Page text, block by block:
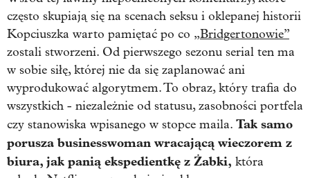
często skupiają się na scenach seksu i oklepanej historii
Kopciuszka warto pamiętać po co „Bridgertonowie”
zostali stworzeni. Od pierwszego sezonu serial ten ma
w sobie siłę, której nie da się zaplanować ani
wyprodukować algorytmem. To obraz, który trafia do
wszystkich - niezależnie od statusu, zasobności portfela
czy stanowiska wpisanego w stopce maila. Tak samo
porusza businesswoman wracającą wieczorem z
biura, jak panią ekspedientkę z Żabki, która